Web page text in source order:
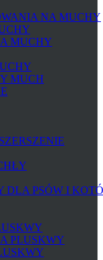
NA MUCHY
MUCHY
MUCH
DLA PSÓW I
PLUSKWY